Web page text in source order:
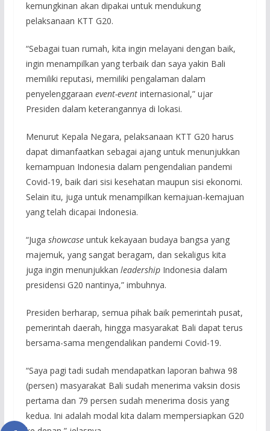
kemungkinan akan dipakai untuk mendukung
pelaksanaan KTT G20.
“Sebagai tuan rumah, kita ingin melayani dengan baik,
ingin menampilkan yang terbaik dan saya yakin Bali
memiliki reputasi, memiliki pengalaman dalam
penyelenggaraan event-eventinternasional,” ujar
Presiden dalam keterangannya di lokasi.
Menurut Kepala Negara, pelaksanaan KTT G20 harus
dapat dimanfaatkan sebagai ajang untuk menunjukkan
kemampuan Indonesia dalam pengendalian pandemi
Covid-19, baik dari sisi kesehatan maupun sisi ekonomi.
Selain itu, juga untuk menampilkan kemajuan-kemajuan
yang telah dicapai Indonesia.
“Juga showcaseuntuk kekayaan budaya bangsa yang
majemuk, yang sangat beragam, dan sekaligus kita
juga ingin menunjukkan leadershipIndonesia dalam
presidensi G20 nantinya,” imbuhnya.
Presiden berharap, semua pihak baik pemerintah pusat,
pemerintah daerah, hingga masyarakat Bali dapat terus
bersama-sama mengendalikan pandemi Covid-19.
“Saya pagi tadi sudah mendapatkan laporan bahwa 98
(persen) masyarakat Bali sudah menerima vaksin dosis
pertama dan 79 persen sudah menerima dosis yang
kedua. Ini adalah modal kita dalam mempersiapkan G20